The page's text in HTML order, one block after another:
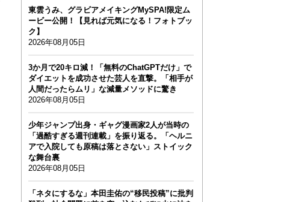
東雲うみ、グラビアメイキングMySPA!限定ム
ービー公開！【見れば元気になる！フォトブッ
ク】
2026年08月05日
3か月で20キロ減！「無料のChatGPTだけ」で
ダイエットを成功させた芸人を直撃。「相手が
人間だったらムリ」な減量メソッドに驚き
2026年08月05日
少年ジャンプ出身・ギャグ漫画家2人が当時の
「過酷すぎる週刊連載」を振り返る。「ヘルニ
アで入院しても原稿は落とさない」ストイック
な舞台裏
2026年08月05日
「ネタにするな」本田圭佑の“移民投稿”に批判